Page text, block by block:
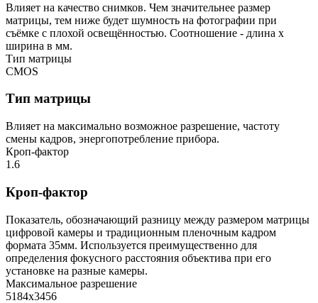
Влияет на качество снимков. Чем значительнее размер
матрицы, тем ниже будет шумность на фотографии при
съёмке с плохой освещённостью. Соотношение - длина х
ширина в мм.
Тип матрицы
CMOS
Тип матрицы
Влияет на максимально возможное разрешение, частоту
смены кадров, энергопотребление прибора.
Кроп-фактор
1.6
Кроп-фактор
Показатель, обозначающий разницу между размером матрицы
цифровой камеры и традиционным пленочным кадром
формата 35мм. Используется преимущественно для
определения фокусного расстояния объектива при его
установке на разные камеры.
Максимальное разрешение
5184х3456